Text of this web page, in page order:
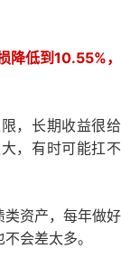
降低到10.55%，
，长期收益很给
，有时可能扛不
资产，每年做好
会差太多。